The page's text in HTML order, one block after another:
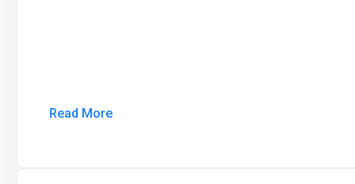
Read More